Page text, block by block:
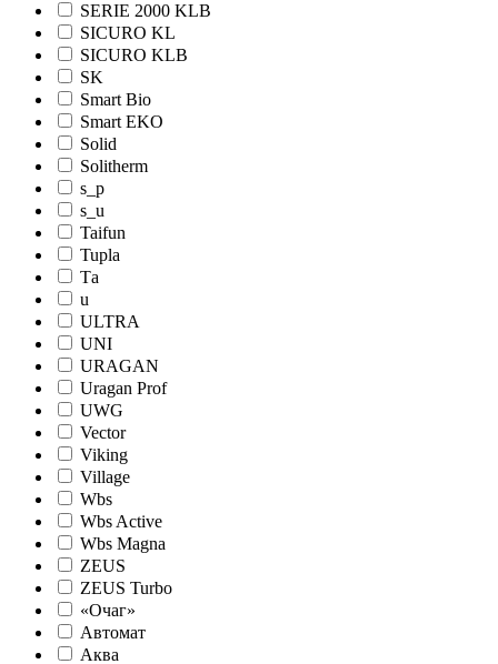
SERIE 2000 KLB
SICURO KL
SICURO KLB
SK
Smart Bio
Smart EKO
Solid
Solitherm
s_p
s_u
Taifun
Tupla
Tа
u
ULTRA
UNI
URAGAN
Uragan Prof
UWG
Vector
Viking
Village
Wbs
Wbs Active
Wbs Magna
ZEUS
ZEUS Turbo
«Очаг»
Автомат
Аква